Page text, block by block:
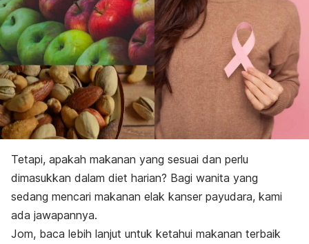
Tetapi, apakah makanan yang sesuai dan perlu
dimasukkan dalam diet harian? Bagi wanita yang
sedang mencari makanan elak kanser payudara, kami
ada jawapannya.
Jom, baca lebih lanjut untuk ketahui makanan terbaik